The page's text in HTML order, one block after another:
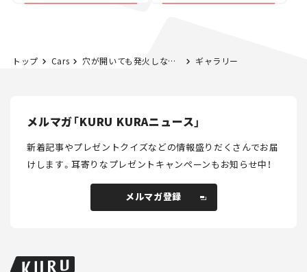
トップ Cars 穴が開いても発火しない! 安全なリチウムイオン系バッテリー【第11回二次電池展】 ギャラリー
メルマガ「KURU KURAニュース」
新着記事やプレゼントクイズなどの情報盛りだくさんでお届
けします。耳寄りなプレゼントキャンペーンもお知らせ中！
メルマガ登録